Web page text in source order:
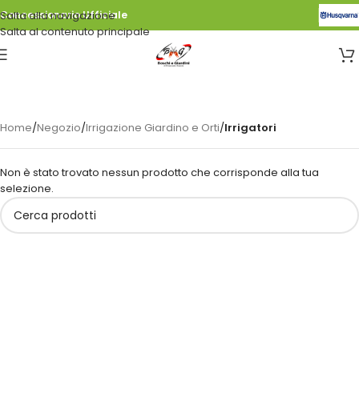
Salta alla navigazione
Salta al contenuto principale
Concessionario Ufficiale
Home/Negozio/Irrigazione Giardino e Orti/Irrigatori
Non è stato trovato nessun prodotto che corrisponde alla tua
selezione.